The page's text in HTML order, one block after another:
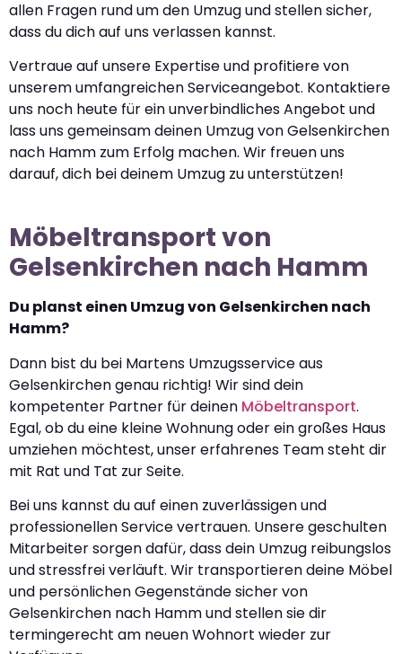
allen Fragen rund um den Umzug und stellen sicher,
dass du dich auf uns verlassen kannst.
Vertraue auf unsere Expertise und profitiere von
unserem umfangreichen Serviceangebot. Kontaktiere
uns noch heute für ein unverbindliches Angebot und
lass uns gemeinsam deinen Umzug von Gelsenkirchen
nach Hamm zum Erfolg machen. Wir freuen uns
darauf, dich bei deinem Umzug zu unterstützen!
Möbeltransport von
Gelsenkirchen nach Hamm
Du planst einen Umzug von Gelsenkirchen nach
Hamm?
Dann bist du bei Martens Umzugsservice aus
Gelsenkirchen genau richtig! Wir sind dein
kompetenter Partner für deinen Möbeltransport.
Egal, ob du eine kleine Wohnung oder ein großes Haus
umziehen möchtest, unser erfahrenes Team steht dir
mit Rat und Tat zur Seite.
Bei uns kannst du auf einen zuverlässigen und
professionellen Service vertrauen. Unsere geschulten
Mitarbeiter sorgen dafür, dass dein Umzug reibungslos
und stressfrei verläuft. Wir transportieren deine Möbel
und persönlichen Gegenstände sicher von
Gelsenkirchen nach Hamm und stellen sie dir
termingerecht am neuen Wohnort wieder zur